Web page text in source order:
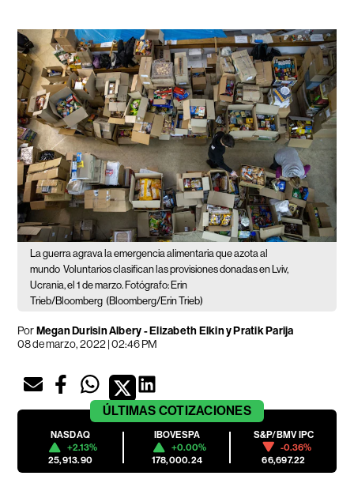
La guerra agrava la emergencia alimentaria que azota al
mundo Voluntarios clasifican las provisiones donadas en Lviv,
Ucrania, el 1 de marzo. Fotógrafo: Erin
Trieb/Bloomberg (Bloomberg/Erin Trieb)
PorMegan Durisin Albery - Elizabeth Elkin y Pratik Parija
08 de marzo, 2022 | 02:46 PM
ÚLTIMAS COTIZACIONES
NASDAQ
+2.13%
25,913.90
IBOVESPA
+0.00%
178,000.24
S&P/BMV IPC
-0.36%
66,697.22